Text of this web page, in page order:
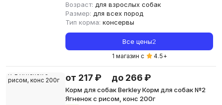
Возраст: для взрослых собак
Размер: для всех пород
Тип корма: консервы
Все цены2
1 магазин с 4.5+
от 217 ₽ до 266 ₽
Корм для собак Berkley Корм для собак №2
Ягненок с рисом, конс 200г